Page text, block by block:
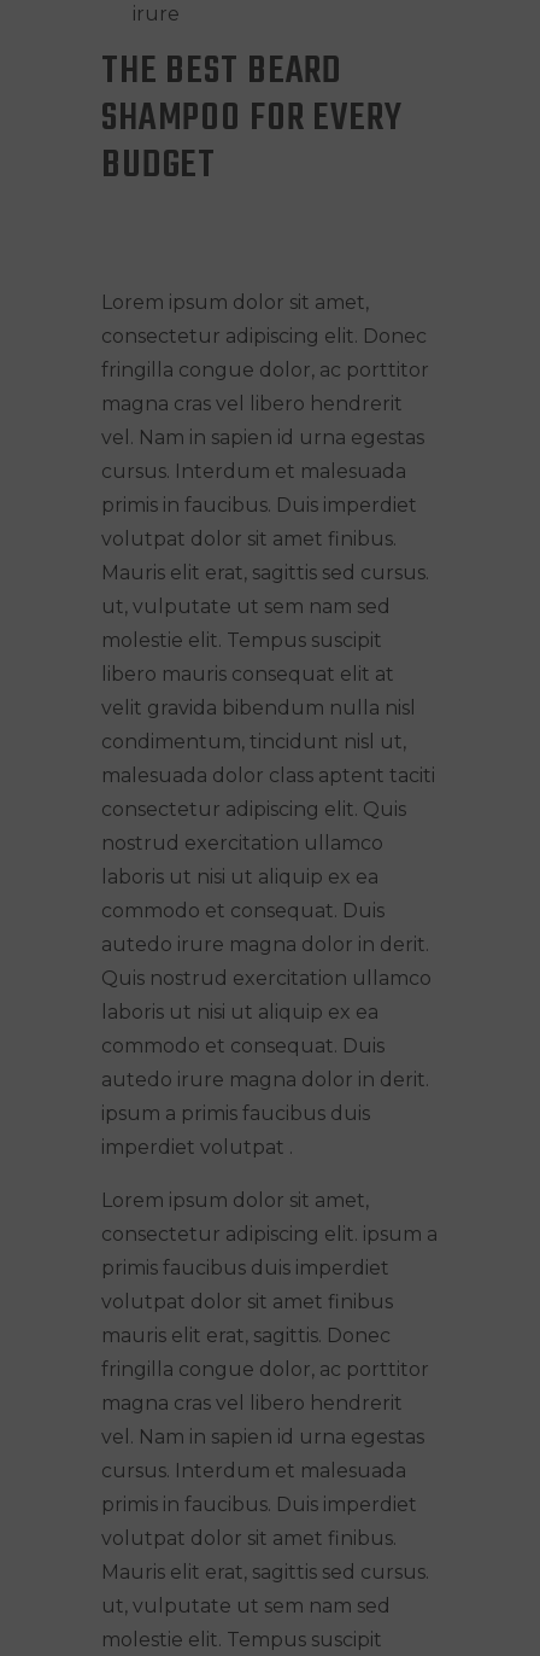
irure
THE BEST BEARD
SHAMPOO FOR EVERY
BUDGET
Lorem ipsum dolor sit amet,
consectetur adipiscing elit. Donec
fringilla congue dolor, ac porttitor
magna cras vel libero hendrerit
vel. Nam in sapien id urna egestas
cursus. Interdum et malesuada
primis in faucibus. Duis imperdiet
volutpat dolor sit amet finibus.
Mauris elit erat, sagittis sed cursus.
ut, vulputate ut sem nam sed
molestie elit. Tempus suscipit
libero mauris consequat elit at
velit gravida bibendum nulla nisl
condimentum, tincidunt nisl ut,
malesuada dolor class aptent taciti
consectetur adipiscing elit. Quis
nostrud exercitation ullamco
laboris ut nisi ut aliquip ex ea
commodo et consequat. Duis
autedo irure magna dolor in derit.
Quis nostrud exercitation ullamco
laboris ut nisi ut aliquip ex ea
commodo et consequat. Duis
autedo irure magna dolor in derit.
ipsum a primis faucibus duis
imperdiet volutpat .
Lorem ipsum dolor sit amet,
consectetur adipiscing elit. ipsum a
primis faucibus duis imperdiet
volutpat dolor sit amet finibus
mauris elit erat, sagittis. Donec
fringilla congue dolor, ac porttitor
magna cras vel libero hendrerit
vel. Nam in sapien id urna egestas
cursus. Interdum et malesuada
primis in faucibus. Duis imperdiet
volutpat dolor sit amet finibus.
Mauris elit erat, sagittis sed cursus.
ut, vulputate ut sem nam sed
molestie elit. Tempus suscipit